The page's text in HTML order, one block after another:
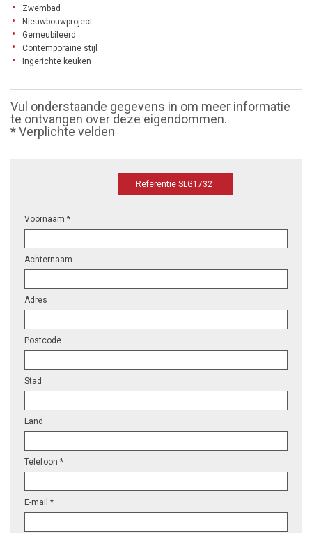
Zwembad
Nieuwbouwproject
Gemeubileerd
Contemporaine stijl
Ingerichte keuken
Vul onderstaande gegevens in om meer informatie
te ontvangen over deze eigendommen.
* Verplichte velden
Referentie SLG1732
Voornaam *
Achternaam
Adres
Postcode
Stad
Land
Telefoon *
E-mail *